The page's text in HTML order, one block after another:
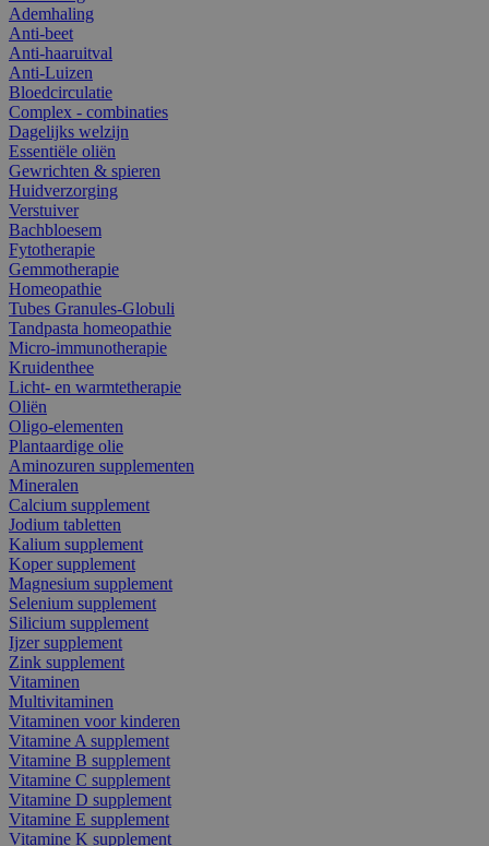
Ademhaling
Anti-beet
Anti-haaruitval
Anti-Luizen
Bloedcirculatie
Complex - combinaties
Dagelijks welzijn
Essentiële oliën
Gewrichten & spieren
Huidverzorging
Verstuiver
Bachbloesem
Fytotherapie
Gemmotherapie
Homeopathie
Tubes Granules-Globuli
Tandpasta homeopathie
Micro-immunotherapie
Kruidenthee
Licht- en warmtetherapie
Oliën
Oligo-elementen
Plantaardige olie
Aminozuren supplementen
Mineralen
Calcium supplement
Jodium tabletten
Kalium supplement
Koper supplement
Magnesium supplement
Selenium supplement
Silicium supplement
Ijzer supplement
Zink supplement
Vitaminen
Multivitaminen
Vitaminen voor kinderen
Vitamine A supplement
Vitamine B supplement
Vitamine C supplement
Vitamine D supplement
Vitamine E supplement
Vitamine K supplement